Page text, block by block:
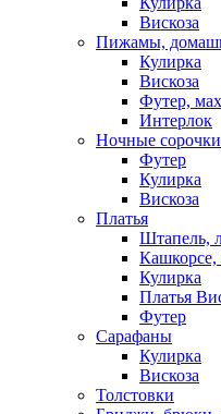
Вискоза
Пижамы,
Кулирка
Вискоза
Футер,
Интерлок
Ночные сорочки
Футер
Кулирка
Вискоза
Платья
Штапель,
Кашкорсе,
Кулирка
Платья
Футер
Сарафаны
Кулирка
Вискоза
Толстовки